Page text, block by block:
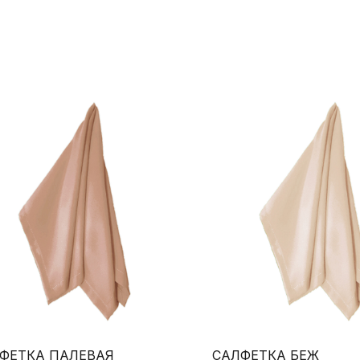
ПАЛЕВАЯ САЛФЕТКА БЕЖ